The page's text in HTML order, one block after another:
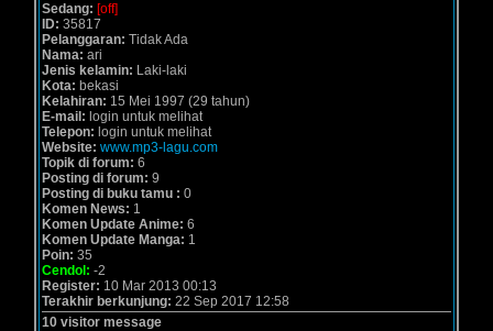
Sedang: [off]
ID: 35817
Pelanggaran: Tidak Ada
Nama: ari
Jenis kelamin: Laki-laki
Kota: bekasi
Kelahiran: 15 Mei 1997 (29 tahun)
E-mail: login untuk melihat
Telepon: login untuk melihat
Website: www.mp3-lagu.com
Topik di forum: 6
Posting di forum: 9
Posting di buku tamu : 0
Komen News: 1
Komen Update Anime: 6
Komen Update Manga: 1
Poin: 35
Cendol: -2
Register: 10 Mar 2013 00:13
Terakhir berkunjung: 22 Sep 2017 12:58
10 visitor message